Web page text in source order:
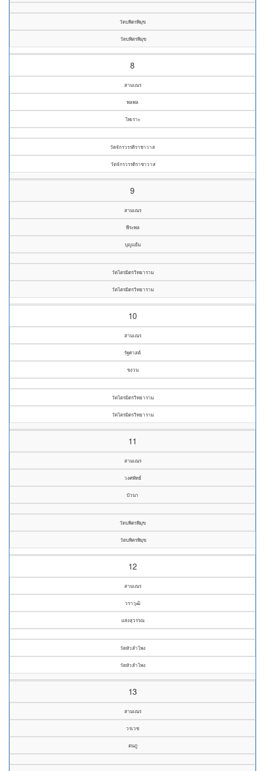
วัดบพิตรพิมุข
วัดบพิตรพิมุข
8
สามเณร
พลพล
ไพเราะ
วัดจักรวรรดิราชาวาส
วัดจักรวรรดิราชาวาส
9
สามเณร
พีระพล
บุญแย้ม
วัดไตรมิตรวิทยาราม
วัดไตรมิตรวิทยาราม
10
สามเณร
รัฐศาสต์
ขงวน
วัดไตรมิตรวิทยาราม
วัดไตรมิตรวิทยาราม
11
สามเณร
วงศพัทธ์
บัวนา
วัดบพิตรพิมุข
วัดบพิตรพิมุข
12
สามเณร
วราวุฒิ
แสงสุวรรณ
วัดหัวลำโพง
วัดหัวลำโพง
13
สามเณร
วรเวช
ตนภู